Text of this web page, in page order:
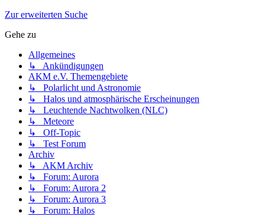
Zur erweiterten Suche
Gehe zu
Allgemeines
↳ Ankündigungen
AKM e.V. Themengebiete
↳ Polarlicht und Astronomie
↳ Halos und atmosphärische Erscheinungen
↳ Leuchtende Nachtwolken (NLC)
↳ Meteore
↳ Off-Topic
↳ Test Forum
Archiv
↳ AKM Archiv
↳ Forum: Aurora
↳ Forum: Aurora 2
↳ Forum: Aurora 3
↳ Forum: Halos